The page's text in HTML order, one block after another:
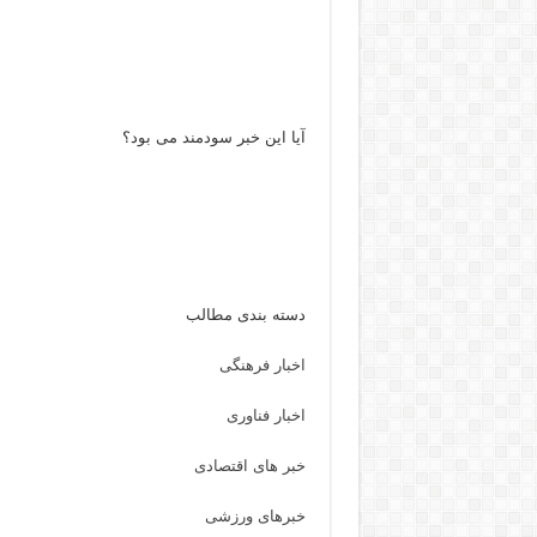
آیا این خبر سودمند می بود؟
دسته بندی مطالب
اخبار فرهنگی
اخبار فناوری
خبر های اقتصادی
خبرهای ورزشی